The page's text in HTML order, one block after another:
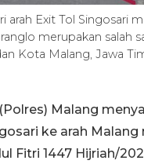
arah Exit Tol Singosari
merupakan salah
Kota Malang, Jawa
Malang
ke arah
Fitri 1447 Hijriah/